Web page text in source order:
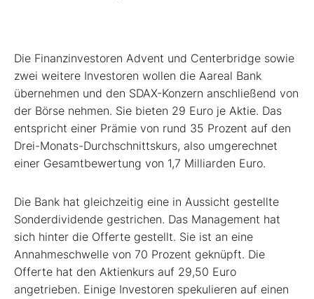
Die Finanzinvestoren Advent und Centerbridge sowie
zwei weitere Investoren wollen die Aareal Bank
übernehmen und den SDAX-Konzern anschließend von
der Börse nehmen. Sie bieten 29 Euro je Aktie. Das
entspricht einer Prämie von rund 35 Prozent auf den
Drei-Monats-Durchschnittskurs, also umgerechnet
einer Gesamtbewertung von 1,7 Milliarden Euro.
Die Bank hat gleichzeitig eine in Aussicht gestellte
Sonderdividende gestrichen. Das Management hat
sich hinter die Offerte gestellt. Sie ist an eine
Annahmeschwelle von 70 Prozent geknüpft. Die
Offerte hat den Aktienkurs auf 29,50 Euro
angetrieben. Einige Investoren spekulieren auf einen